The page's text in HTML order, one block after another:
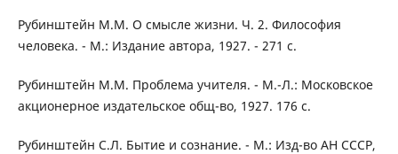
Рубинштейн М.М. О смысле жизни. Ч. 2. Философия
человека. - М.: Издание автора, 1927. - 271 с.
Рубинштейн М.М. Проблема учителя. - М.-Л.: Московское
акционерное издательское общ-во, 1927. 176 с.
Рубинштейн С.Л. Бытие и сознание. - М.: Изд-во АН СССР,